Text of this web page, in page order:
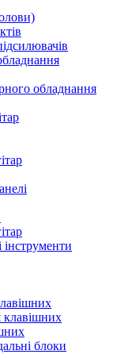
обладнання
інструменти
клавішних
блоки